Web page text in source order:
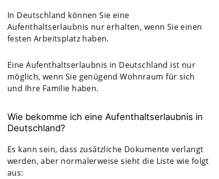
In Deutschland können Sie eine
Aufenthaltserlaubnis nur erhalten, wenn Sie einen
festen Arbeitsplatz haben.
Eine Aufenthaltserlaubnis in Deutschland ist nur
möglich, wenn Sie genügend Wohnraum für sich
und Ihre Familie haben.
Wie bekomme ich eine Aufenthaltserlaubnis in
Deutschland?
Es kann sein, dass zusätzliche Dokumente verlangt
werden, aber normalerweise sieht die Liste wie folgt
aus: